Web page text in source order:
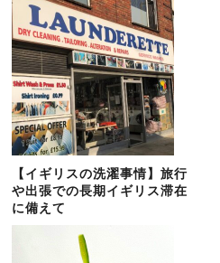
【イギリスの洗濯事情】旅行
や出張での長期イギリス滞在
に備えて